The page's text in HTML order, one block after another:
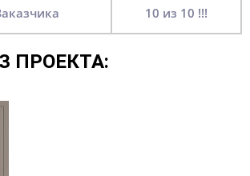
10 из 10 !!!
ПРОЕКТА: